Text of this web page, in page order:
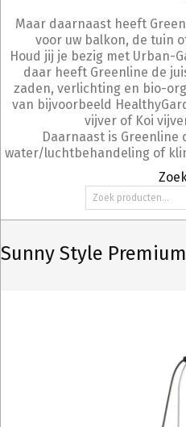
Maar daarnaast heeft
voor uw balkon, de tuin
Houd jij je bezig met Urban-
daar heeft Greenline de
zaden, verlichting en bio-
van bijvoorbeeld
vijver of Koi
Daarnaast is
water/luchtbehandeling of
Zoeken
naar:
Sunny Style